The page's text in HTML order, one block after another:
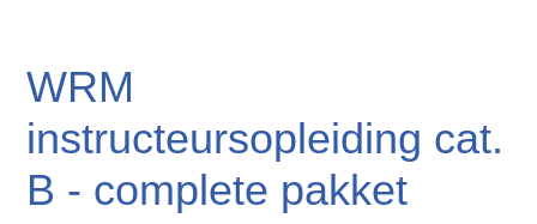
WRM
instructeursopleiding cat.
B - complete pakket